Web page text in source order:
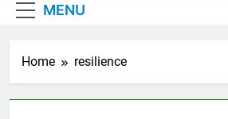
MENU
Home resilience